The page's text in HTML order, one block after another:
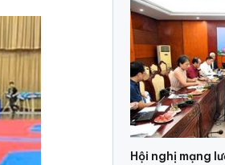
Hội nghị mạng